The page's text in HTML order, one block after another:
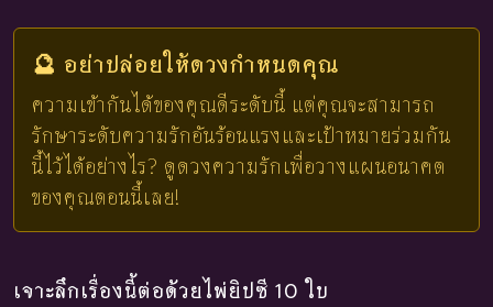
🔮 อย่าปล่อยให้ดวงกำหนดคุณ
ความเข้ากันได้ของคุณดีระดับนี้ แต่คุณจะสามารถ
รักษาระดับความรักอันร้อนแรงและเป้าหมายร่วมกัน
นี้ไว้ได้อย่างไร? ดูดวงความรักเพื่อวางแผนอนาคต
ของคุณตอนนี้เลย!
เจาะลึกเรื่องนี้ต่อด้วยไพ่ยิปซี 10 ใบ